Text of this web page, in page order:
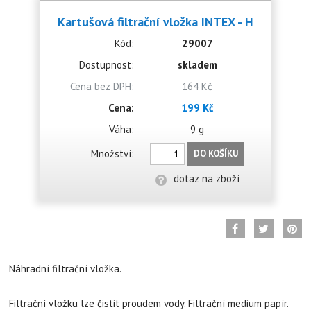
Kartušová filtrační vložka INTEX - H
Kód:
29007
Dostupnost:
skladem
Cena bez DPH:
164 Kč
Cena:
199 Kč
Váha:
9 g
Množství:
DO KOŠÍKU
dotaz na zboží
Náhradní filtrační vložka.
Filtrační vložku lze čistit proudem vody. Filtrační medium papír.